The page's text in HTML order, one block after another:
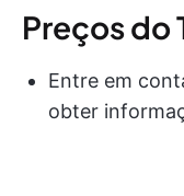
Preços do
Entre em
obter